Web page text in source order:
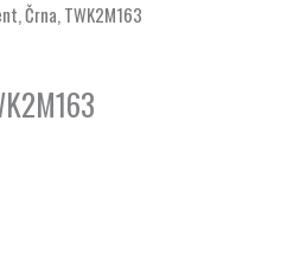
Črna, TWK2M163